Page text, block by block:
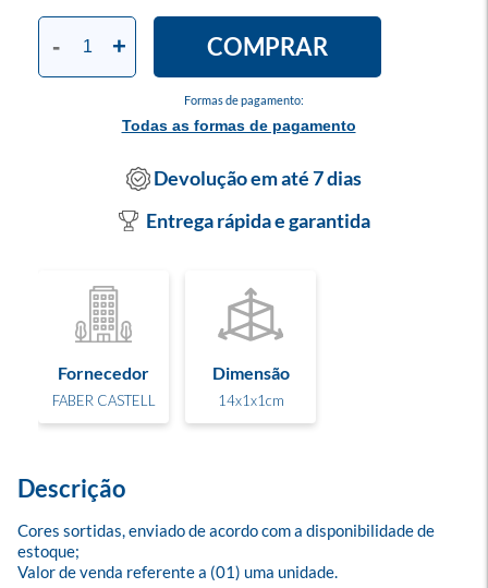
Formas de pagamento:
Todas as formas de pagamento
- + COMPRAR
Devolução em até 7 dias
Entrega rápida e garantida
Fornecedor
FABER CASTELL
Dimensão
14x1x1cm
Descrição
Cores sortidas, enviado de acordo com a disponibilidade de
estoque;
Valor de venda referente a (01) uma unidade.